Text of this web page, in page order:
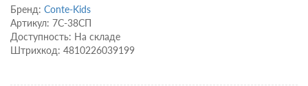
Бренд: Conte-Kids
Артикул: 7С-38СП
Доступность: На складе
Штрихкод: 4810226039199